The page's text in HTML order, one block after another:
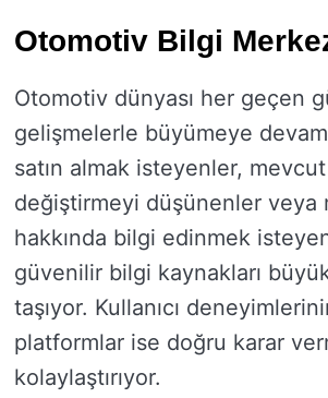
Otomotiv Bilgi
Otomotiv dünyası her geçen
gelişmelerle büyümeye
satın almak isteyenler, mevcut
değiştirmeyi düşünenler veya
hakkında bilgi edinmek
güvenilir bilgi kaynakları
taşıyor. Kullanıcı
platformlar ise doğru karar
kolaylaştırıyor.